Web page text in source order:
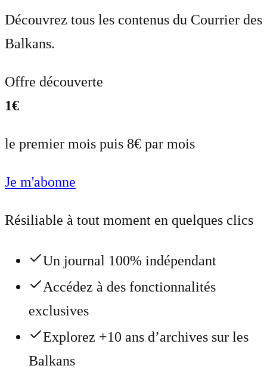
Découvrez tous les contenus du Courrier des
Balkans.
Offre découverte
1€
le premier mois puis 8€ par mois
Je m'abonne
Résiliable à tout moment en quelques clics
Un journal 100% indépendant
Accédez à des fonctionnalités
exclusives
Explorez +10 ans d’archives sur les
Balkans